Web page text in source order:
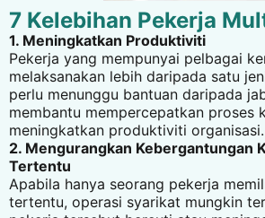
7 Kelebihan Pekerja
1. Meningkatkan Produktiviti
Pekerja yang mempunyai pelbagai
melaksanakan lebih daripada satu
perlu menunggu bantuan daripada
membantu mempercepatkan proses
meningkatkan produktiviti organisasi.
2. Mengurangkan Kebergantungan
Tertentu
Apabila hanya seorang pekerja
tertentu, operasi syarikat mungkin